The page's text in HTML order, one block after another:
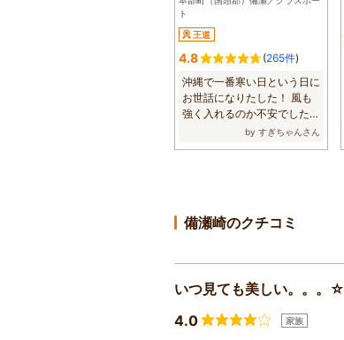
ト
王道
4.8 (265件)
沖縄で一番寒い日という日に
お世話になりたした！ 風も
強く入れるのか不安でした
が、声かけがあ...by すぎちゃんさん
備瀬崎のクチコミ
いつ見ても美しい。。。☆
4.0
家族